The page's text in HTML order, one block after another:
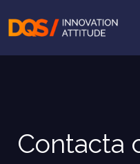
Contacta